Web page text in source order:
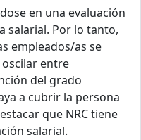
en una evaluación
salarial. Por lo tanto,
empleados/as se
entre
del grado
a cubrir la persona
que NRC tiene
salarial.